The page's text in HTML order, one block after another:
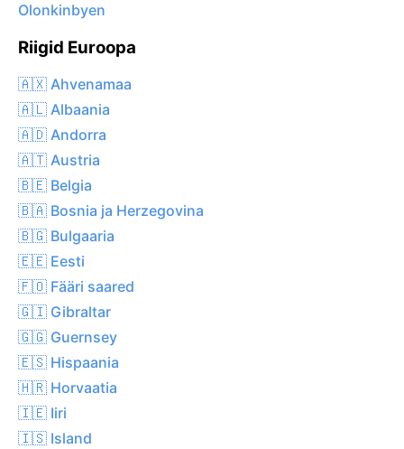
Olonkinbyen
Riigid Euroopa
🇦🇽 Ahvenamaa
🇦🇱 Albaania
🇦🇩 Andorra
🇦🇹 Austria
🇧🇪 Belgia
🇧🇦 Bosnia ja Herzegovina
🇧🇬 Bulgaaria
🇪🇪 Eesti
🇫🇴 Fääri saared
🇬🇮 Gibraltar
🇬🇬 Guernsey
🇪🇸 Hispaania
🇭🇷 Horvaatia
🇮🇪 Iiri
🇮🇸 Island